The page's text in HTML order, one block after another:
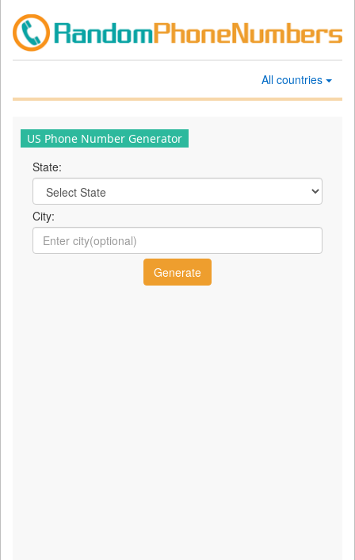
All countries
US Phone Number Generator
State:
City: